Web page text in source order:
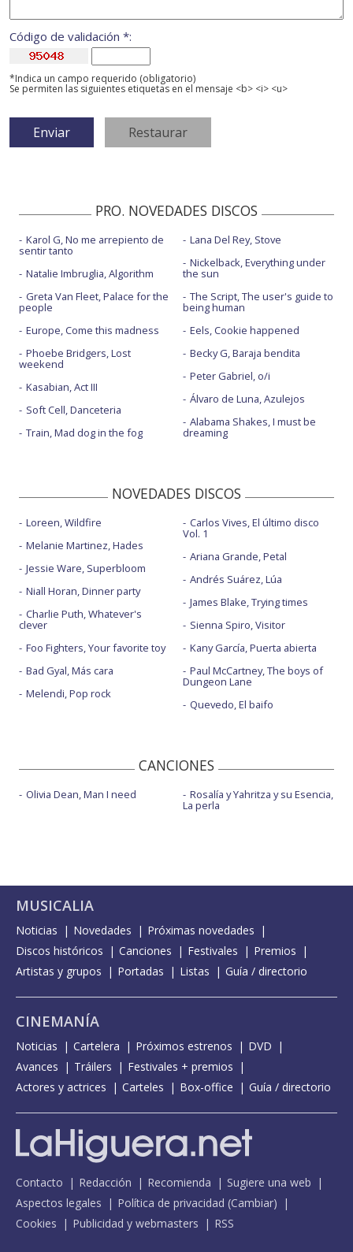
Código de validación *:
*Indica un campo requerido (obligatorio)
Se permiten las siguientes etiquetas en el mensaje <b> <i> <u>
PRO. NOVEDADES DISCOS
Karol G, No me arrepiento de
sentir tanto
Natalie Imbruglia, Algorithm
Greta Van Fleet, Palace for the
people
Europe, Come this madness
Phoebe Bridgers, Lost
weekend
Kasabian, Act III
Soft Cell, Danceteria
Train, Mad dog in the fog
Lana Del Rey, Stove
Nickelback, Everything under
the sun
The Script, The user's guide to
being human
Eels, Cookie happened
Becky G, Baraja bendita
Peter Gabriel, o/i
Álvaro de Luna, Azulejos
Alabama Shakes, I must be
dreaming
NOVEDADES DISCOS
Loreen, Wildfire
Melanie Martinez, Hades
Jessie Ware, Superbloom
Niall Horan, Dinner party
Charlie Puth, Whatever's
clever
Foo Fighters, Your favorite toy
Bad Gyal, Más cara
Melendi, Pop rock
Carlos Vives, El último disco
Vol. 1
Ariana Grande, Petal
Andrés Suárez, Lúa
James Blake, Trying times
Sienna Spiro, Visitor
Kany García, Puerta abierta
Paul McCartney, The boys of
Dungeon Lane
Quevedo, El baifo
CANCIONES
Olivia Dean, Man I need Rosalía y Yahritza y su Esencia,
La perla
MUSICALIA
Noticias Novedades
Próximas novedades
Discos históricos
Canciones Festivales
Premios
Artistas y grupos
Portadas Listas Guía / directorio
CINEMANÍA
Noticias Cartelera Próximos estrenos
DVD
Avances
Tráilers
Festivales + premios
Actores y actrices
Carteles Box-office Guía / directorio
Contacto Redacción Recomienda
Sugiere una web
Aspectos legales
Política de privacidad (Cambiar)
Cookies
Publicidad y webmasters RSS